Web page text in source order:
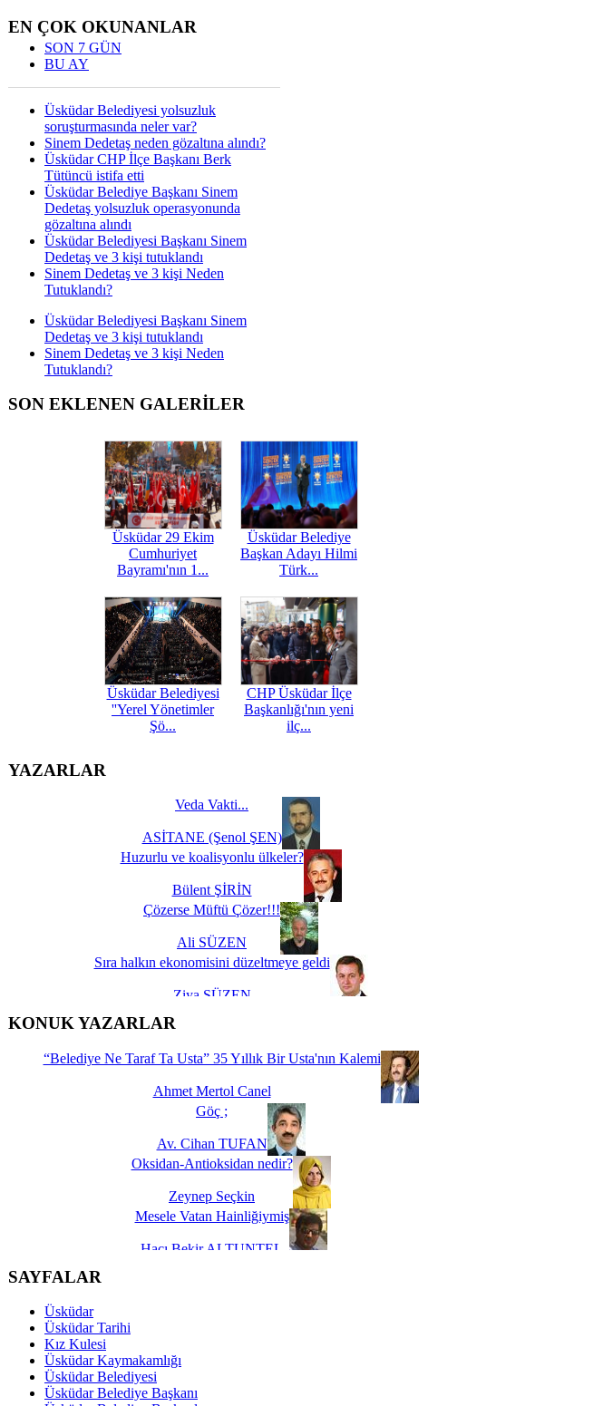
EN ÇOK OKUNANLAR
SON 7 GÜN
BU AY
Üsküdar Belediyesi yolsuzluk
soruşturmasında neler var?
Sinem Dedetaş neden gözaltına alındı?
Üsküdar CHP İlçe Başkanı Berk
Tütüncü istifa etti
Üsküdar Belediye Başkanı Sinem
Dedetaş yolsuzluk operasyonunda
gözaltına alındı
Üsküdar Belediyesi Başkanı Sinem
Dedetaş ve 3 kişi tutuklandı
Sinem Dedetaş ve 3 kişi Neden
Tutuklandı?
Üsküdar Belediyesi Başkanı Sinem
Dedetaş ve 3 kişi tutuklandı
Sinem Dedetaş ve 3 kişi Neden
Tutuklandı?
SON EKLENEN GALERİLER
Üsküdar 29 Ekim
Cumhuriyet
Bayramı'nın 1...
Üsküdar Belediye
Başkan Adayı Hilmi
Türk...
Üsküdar Belediyesi
''Yerel Yönetimler
Şö...
CHP Üsküdar İlçe
Başkanlığı'nın yeni
ilç...
YAZARLAR
Veda Vakti...
ASİTANE (Şenol ŞEN)
Huzurlu ve koalisyonlu ülkeler?
Bülent ŞİRİN
Çözerse Müftü Çözer!!!
Ali SÜZEN
Sıra halkın ekonomisini düzeltmeye geldi
Ziya SÜZEN
İşte Biz buyuz...
KONUK YAZARLAR
“Belediye Ne Taraf Ta Usta” 35 Yıllık Bir Usta'nın Kalemi
Ahmet Mertol Canel
Göç ;
Av. Cihan TUFAN
Oksidan-Antioksidan nedir?
Zeynep Seçkin
Mesele Vatan Hainliğiymiş
Hacı Bekir ALTUNTEL
Dünya Fani, Ama Kısa Bir Süre De Olsa Burdayız
Savaş ŞENEL
Hukukun Adaleti Kalmadı Üstadım!
SAYFALAR
Üsküdar
Üsküdar Tarihi
Kız Kulesi
Üsküdar Kaymakamlığı
Üsküdar Belediyesi
Üsküdar Belediye Başkanı